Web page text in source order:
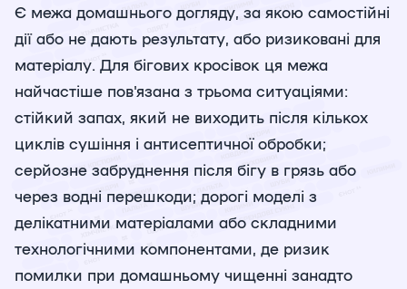
Є межа домашнього догляду, за якою самостійні
дії або не дають результату, або ризиковані для
матеріалу. Для бігових кросівок ця межа
найчастіше пов'язана з трьома ситуаціями:
стійкий запах, який не виходить після кількох
циклів сушіння і антисептичної обробки;
серйозне забруднення після бігу в грязь або
через водні перешкоди; дорогі моделі з
делікатними матеріалами або складними
технологічними компонентами, де ризик
помилки при домашньому чищенні занадто